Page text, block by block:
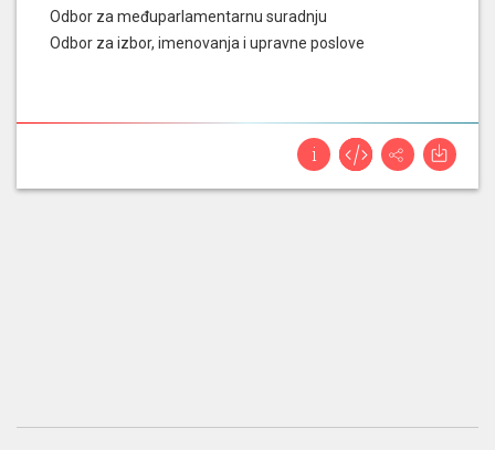
Odbor za međuparlamentarnu suradnju
Odbor za izbor, imenovanja i upravne poslove